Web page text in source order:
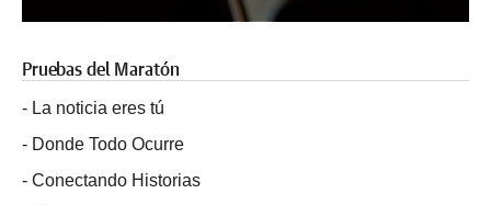
Pruebas del Maratón
- La noticia eres tú
- Donde Todo Ocurre
- Conectando Historias